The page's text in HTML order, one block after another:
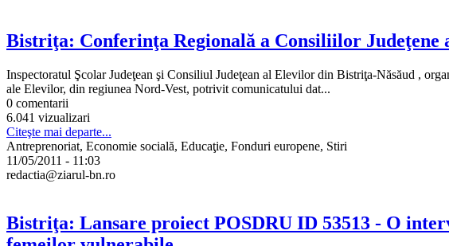
Bistriţa: Conferinţa Regională a Consiliilor Judeţene
Inspectoratul Şcolar Judeţean şi Consiliul Judeţean al Elevilor din Bistriţa-Năsăud ,
ale Elevilor, din regiunea Nord-Vest, potrivit comunicatului dat...
0 comentarii
6.041 vizualizari
Citeşte mai departe...
Antreprenoriat, Economie socială, Educaţie, Fonduri europene, Stiri
11/05/2011 - 11:03
redactia@ziarul-bn.ro
Bistriţa: Lansare proiect POSDRU ID 53513 - O